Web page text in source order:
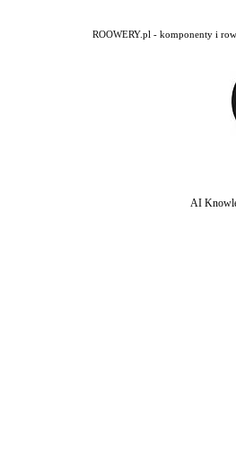
ROOWERY.pl - komponenty i
AI